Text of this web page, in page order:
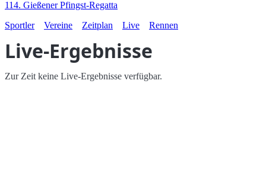
114. Gießener Pfingst-Regatta
Sportler
Vereine Zeitplan Live Rennen
Live-Ergebnisse
Zur Zeit keine Live-Ergebnisse verfügbar.